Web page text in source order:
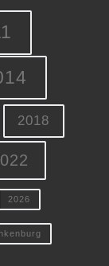
2018
2026